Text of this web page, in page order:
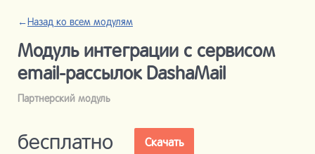
←Назад ко всем модулям
Модуль интеграции с сервисом
email-рассылок DashaMail
Партнерский модуль
бесплатно Скачать